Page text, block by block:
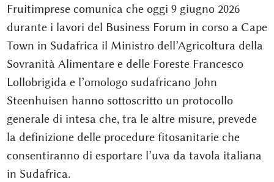
Fruitimprese comunica che oggi 9 giugno 2026
durante i lavori del Business Forum in corso a Cape
Town in Sudafrica il Ministro dell’Agricoltura della
Sovranità Alimentare e delle Foreste Francesco
Lollobrigida e l’omologo sudafricano John
Steenhuisen hanno sottoscritto un protocollo
generale di intesa che, tra le altre misure, prevede
la definizione delle procedure fitosanitarie che
consentiranno di esportare l’uva da tavola italiana
in Sudafrica.